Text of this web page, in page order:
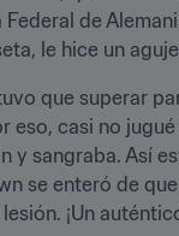
de
le hice un
que superar
casi no
y sangraba. Así
se enteró de
¡Un